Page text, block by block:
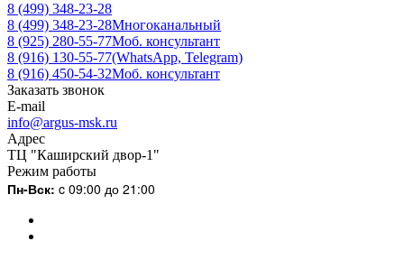
8 (499) 348-23-28
8 (499) 348-23-28Многоканальный
8 (925) 280-55-77Моб. консультант
8 (916) 130-55-77(WhatsApp, Telegram)
8 (916) 450-54-32Моб. консультант
Заказать звонок
E-mail
info@argus-msk.ru
Адрес
ТЦ "Каширский двор-1"
Режим работы
Пн-Вск: c 09:00 до 21:00